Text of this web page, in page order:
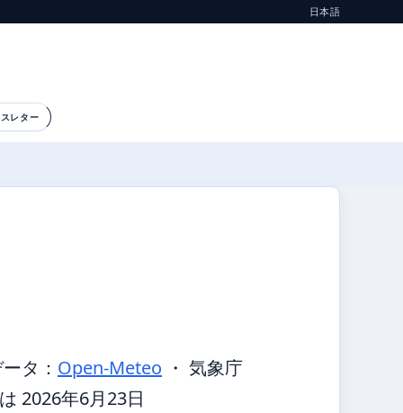
日本語
レター
タ： Open-Meteo ・ 気象庁
2026年6月23日